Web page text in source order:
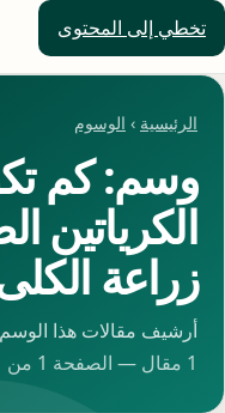
تخطي إلى المحتوى
حلول العالم
الرئيسية › الوسوم
وسم: كم
الكرياتين
زراعة
أرشيف مقالات هذا
1 مقال — الصفحة 1 من 1